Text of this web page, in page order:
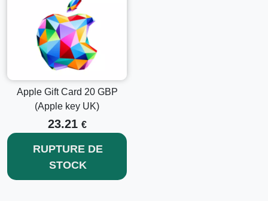
Apple Gift Card 20 GBP
(Apple key UK)
23.21 €
RUPTURE DE
STOCK